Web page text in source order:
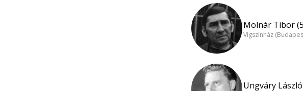
Molnár Tibor
Vígszínház
Ungváry